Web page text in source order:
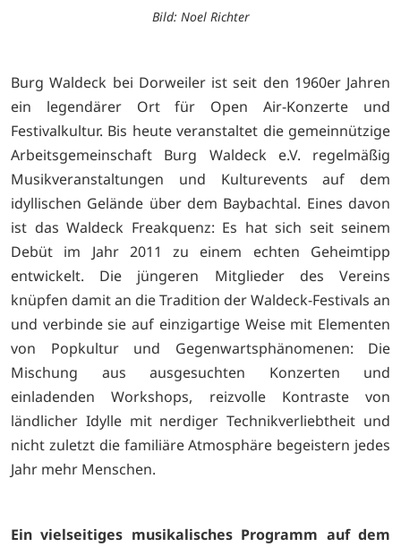
Bild: Noel Richter
Burg Waldeck bei Dorweiler ist seit den 1960er Jahren
ein legendärer Ort für Open Air-Konzerte und
Festivalkultur. Bis heute veranstaltet die gemeinnützige
Arbeitsgemeinschaft Burg Waldeck e.V. regelmäßig
Musikveranstaltungen und Kulturevents auf dem
idyllischen Gelände über dem Baybachtal. Eines davon
ist das Waldeck Freakquenz: Es hat sich seit seinem
Debüt im Jahr 2011 zu einem echten Geheimtipp
entwickelt. Die jüngeren Mitglieder des Vereins
knüpfen damit an die Tradition der Waldeck-Festivals an
und verbinde sie auf einzigartige Weise mit Elementen
von Popkultur und Gegenwartsphänomenen: Die
Mischung aus ausgesuchten Konzerten und
einladenden Workshops, reizvolle Kontraste von
ländlicher Idylle mit nerdiger Technikverliebtheit und
nicht zuletzt die familiäre Atmosphäre begeistern jedes
Jahr mehr Menschen.
Ein vielseitiges musikalisches Programm auf dem